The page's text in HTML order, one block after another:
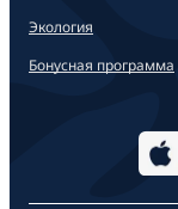
Экология
Бонусная программа